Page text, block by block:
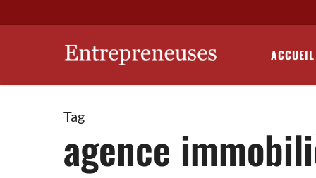
to
ACCUEIL
Tag
agence